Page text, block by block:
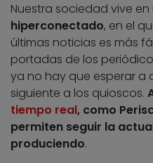
Nuestra sociedad vive en
hiperconectado, en el
últimas noticias es más
portadas de los
ya no hay que esperar a
siguiente a los quioscos.
tiempo real, como
permiten seguir la
produciendo.